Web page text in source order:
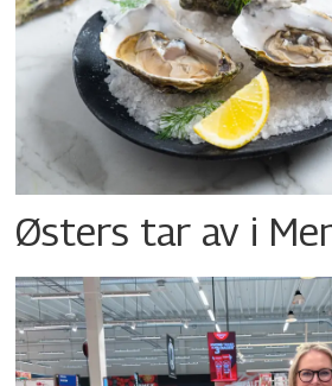
Østers tar av i